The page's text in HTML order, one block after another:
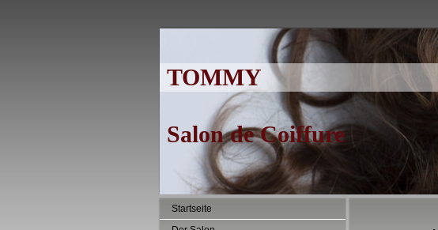
TOMMY
Salon de Coiffure
Startseite